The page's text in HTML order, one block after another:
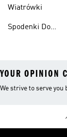
Wiatrówki
Spodenki Do
YOUR OPINION
We strive to serve